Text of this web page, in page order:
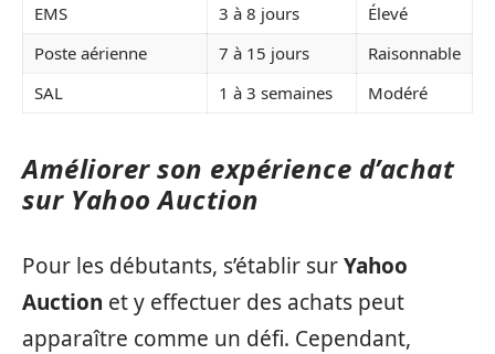
EMS 3 à 8 jours
Élevé
Poste aérienne
7 à 15 jours
Raisonnable
SAL
1 à 3 semaines Modéré
Améliorer son expérience d’achat
sur Yahoo Auction
Pour les débutants, s’établir surYahoo
Auction et y effectuer des achats peut
apparaître comme un défi. Cependant,